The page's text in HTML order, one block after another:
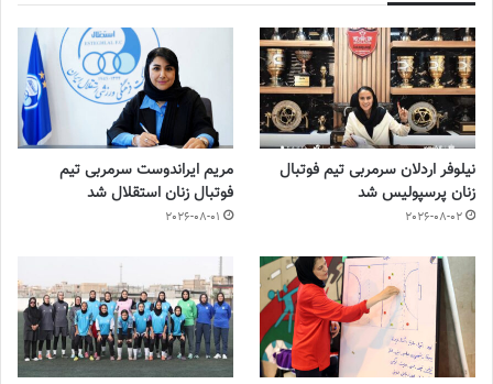
نیلوفر اردلان سرمربی تیم فوتبال
زنان پرسپولیس شد
2026-08-02
مریم ایراندوست سرمربی تیم
فوتبال زنان استقلال شد
2026-08-01